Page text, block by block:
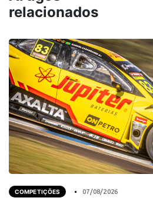
relacionados
COMPETIÇÕES 07/08/2026